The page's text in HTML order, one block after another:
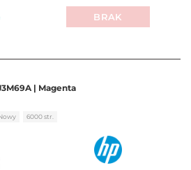
BRAK
| Magenta
0na 5
6000 str.